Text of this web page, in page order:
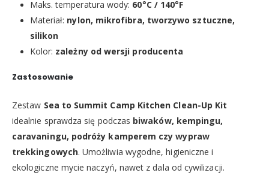
Maks. temperatura wody: 60°C / 140°F
Materiał: nylon, mikrofibra, tworzywo sztuczne,
silikon
Kolor: zależny od wersji producenta
Zastosowanie
Zestaw Sea to Summit Camp Kitchen Clean-Up Kit
idealnie sprawdza się podczas biwaków, kempingu,
caravaningu, podróży kamperem czy wypraw
trekkingowych. Umożliwia wygodne, higieniczne i
ekologiczne mycie naczyń, nawet z dala od cywilizacji.